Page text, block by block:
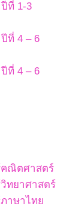
ที่ 1-3
ที่ 4 – 6
ที่ 4 – 6
คณิตศาสตร์
ทยาศาสตร์
าษาไทย